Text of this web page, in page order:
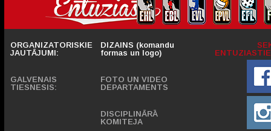
ORGANIZATORISKIE
JAUTĀJUMI:
GALVENAIS
TIESNESIS:
DIZAINS (komandu
formas un logo)
FOTO UN VIDEO
DEPARTAMENTS
DISCIPLINĀRĀ
KOMITEJA